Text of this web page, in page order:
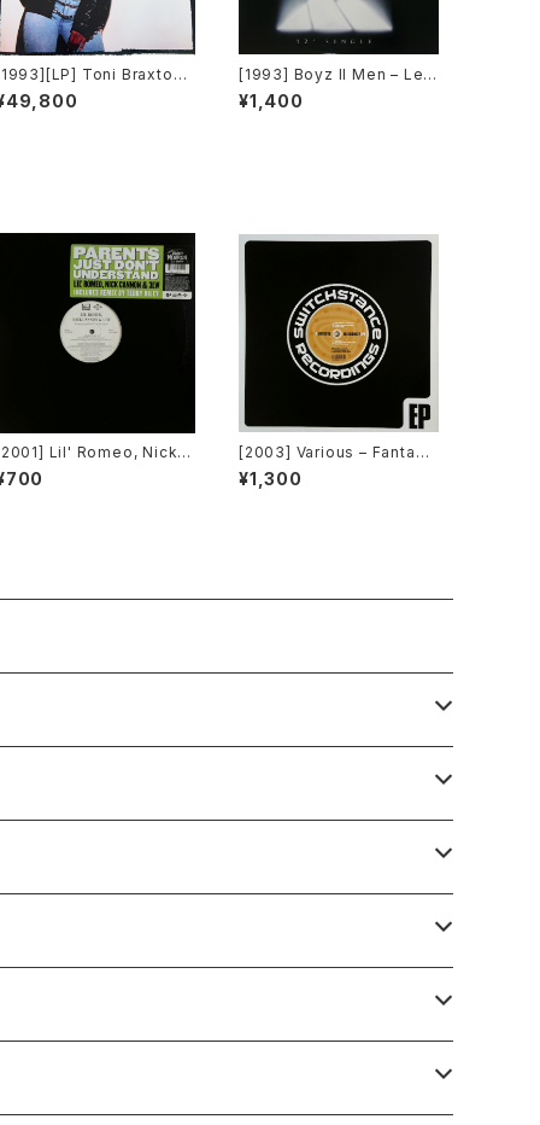
Toni Braxton –
Braxton [LaFace Re
[1993] Boyz II Men – Let I
t Snow [Motown][PROM
O]
¥1,400
Lil' Romeo, Nick C
& 3LW – Parents J
Don't Understand [Ji
[2003] Various – Fantasti
c Freeriding 2 EP 1 [Switc
hstance Recordings]
¥1,300